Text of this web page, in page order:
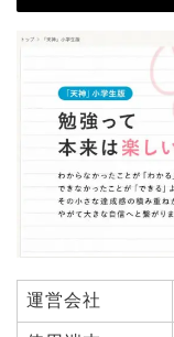
運営会社